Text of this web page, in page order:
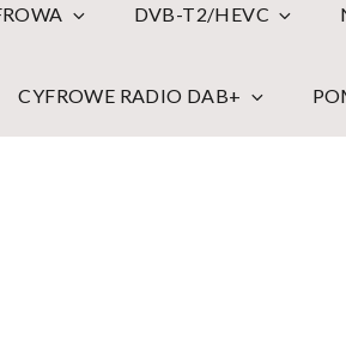
DVB-T2/HEVC
CYFROWE RADIO DAB+